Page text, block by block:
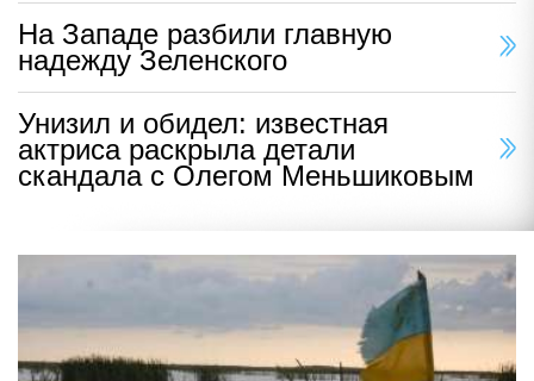
На Западе разбили главную
надежду Зеленского
Унизил и обидел: известная
актриса раскрыла детали
скандала с Олегом Меньшиковым